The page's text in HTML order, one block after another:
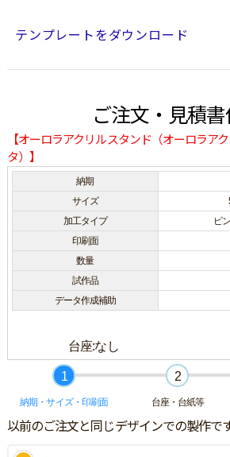
テンプレートをダウンロード
ご注文・見積
【オーロラアクリルスタンド（オーロラア
タ）】
納期
サイズ
加工タイプ
ピ
印刷面
数量
試作品
データ作成補助
台座:なし
1
納期・サイズ・印刷面
2
台座・台紙等
以前のご注文と同じデザインでの製作で